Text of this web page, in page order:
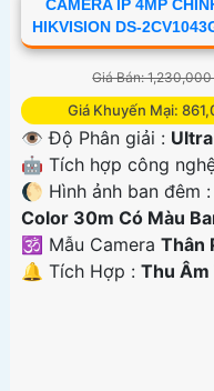
CAMERA IP 4MP
HIKVISION DS-
Giá Bán:
Giá Khuyến Mại:
👁 Độ Phân giải :
🤖️ Tích hợp công
🌔 Hình ảnh ban đêm :
Color 30m Có Màu
🕉️ Mẫu CameraThân
️🔔 Tích Hợp :Thu Âm